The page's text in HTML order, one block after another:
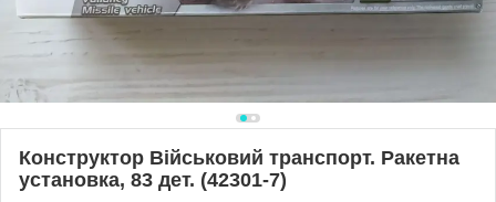
Конструктор Військовий транспорт. Ракетна
установка, 83 дет. (42301-7)